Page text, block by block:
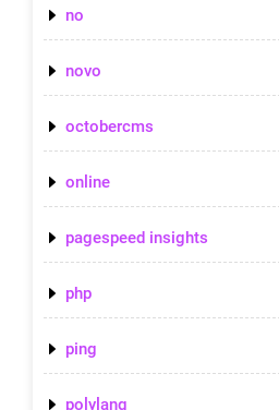
no
novo
octobercms
online
pagespeed insights
php
ping
polylang